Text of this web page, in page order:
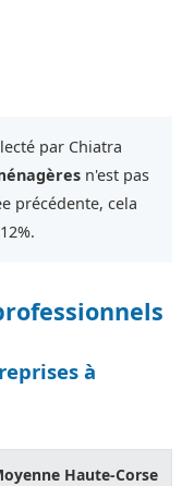
par Chiatra
n'est pas
précédente, cela
à
Haute-Corse